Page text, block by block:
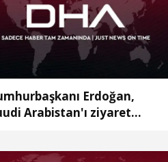
Erdoğan,
Arabistan'ı ziyaret